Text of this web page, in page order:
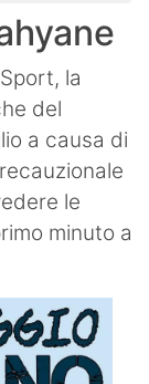
la
del
a causa di
le
minuto a